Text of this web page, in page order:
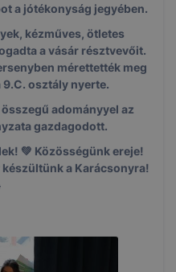
a jótékonyság jegyében.
kézműves, ötletes
a vásár résztvevőit.
mérettették meg
9.C. osztály nyerte.
adományyel az
gazdagodott.
💚 Közösségünk ereje!
a Karácsonyra!